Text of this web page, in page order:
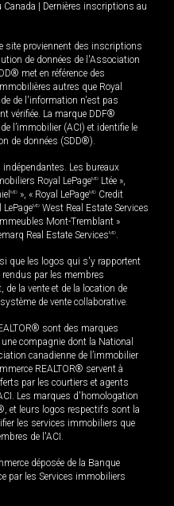
Canada
Dernières inscriptions au
site proviennent des inscriptions
de données de l'Association
met en référence des
autres que Royal
de l'information n'est pas
vérifiée. La marque DDF®
l’immobilier (ACI) et identifie le
de données (SDD®).
Les bureaux
Royal LePageMD Ltée »,
MD », « Royal LePageMD Credit
LePageMD West Real Estate Services
Mont-Tremblant »
Real Estate ServicesMD.
que les logos qui s'y rapportent
par les membres
de la vente et de la location de
de vente collaborative.
sont des marques
compagnie dont la National
canadienne de l’immobilier
REALTOR® servent à
par les courtiers et agents
Les marques d'homologation
et leurs logos respectifs sont la
les services immobiliers que
de l'ACI.
déposée de la Banque
par les Services immobiliers